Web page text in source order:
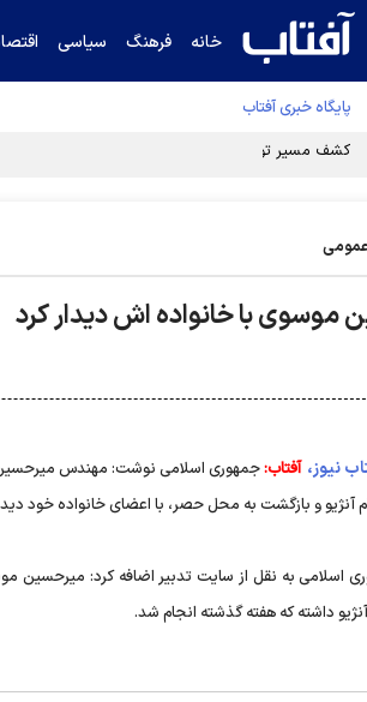
خانه فرهنگ سیاسی
پایگاه خبری آفتاب
کشف مسیر توقف‌ناپذیری سلول‌های سرطانی
موسوی با خانواده اش دیدار کرد
نیوز، آفتاب:جمهوری اسلامی نوشت: مهندس میرحسین
آنژیو و بازگشت به محل حصر، با اعضای خانواده خود
اسلامی به نقل از سایت تدبیر اضافه کرد: میرحسین
داشته که هفته گذشته انجام شد.